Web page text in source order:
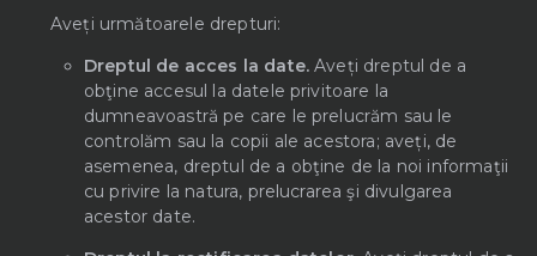
Aveți următoarele drepturi:
Dreptul de acces la date. Aveți dreptul de a
obţine accesul la datele privitoare la
dumneavoastră pe care le prelucrăm sau le
controlăm sau la copii ale acestora; aveți, de
asemenea, dreptul de a obţine de la noi informaţii
cu privire la natura, prelucrarea şi divulgarea
acestor date.